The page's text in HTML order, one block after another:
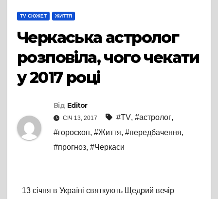
TV СЮЖЕТ ЖИТТЯ
Черкаська астролог
розповіла, чого чекати
у 2017 році
Від Editor
СІЧ 13, 2017 #TV, #астролог,
#гороскоп, #Життя, #передбачення,
#прогноз, #Черкаси
13 січня в Україні святкують Щедрий вечір